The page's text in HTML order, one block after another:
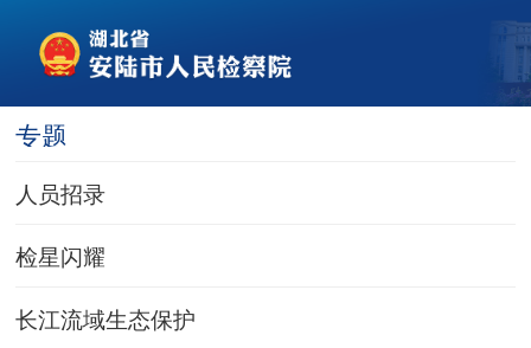
专题
人员招录
检星闪耀
长江流域生态保护